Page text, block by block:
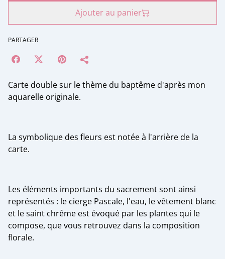
Ajouter au panier
PARTAGER
Carte double sur le thème du baptême d'après mon
aquarelle originale.
La symbolique des fleurs est notée à l'arrière de la
carte.
Les éléments importants du sacrement sont ainsi
représentés : le cierge Pascale, l'eau, le vêtement blanc
et le saint chrême est évoqué par les plantes qui le
compose, que vous retrouvez dans la composition
florale.